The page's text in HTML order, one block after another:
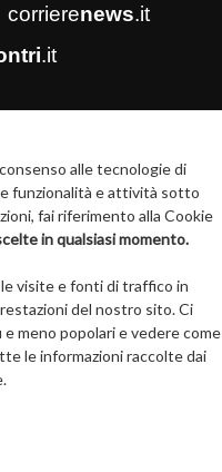
corrierenews.it
.it
alle tecnologie di
funzionalità e attività sotto
fai riferimento alla Cookie
in qualsiasi momento.
visite e fonti di traffico in
del nostro sito. Ci
meno popolari e vedere come
le informazioni raccolte dai